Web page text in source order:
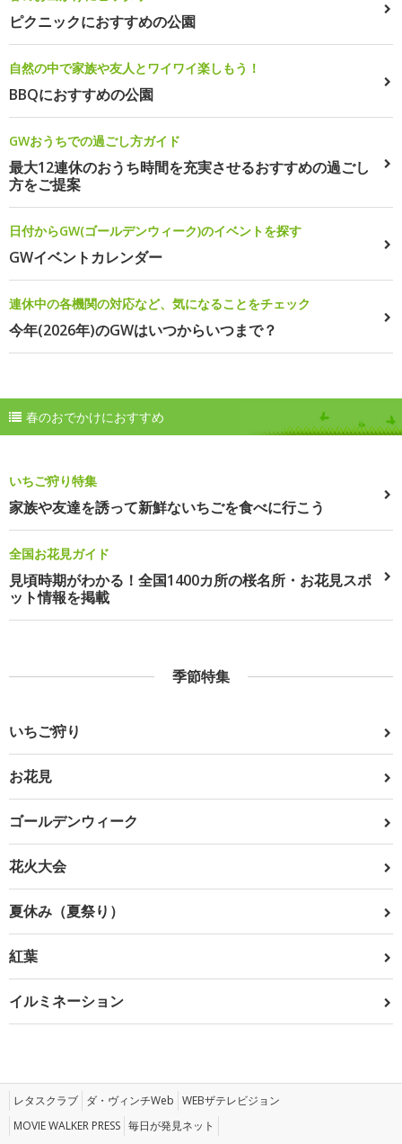
ピクニックにおすすめの公園
自然の中で家族や友人とワイワイ楽しもう！
BBQにおすすめの公園
GWおうちでの過ごし方ガイド
最大12連休のおうち時間を充実させるおすすめの過ごし
方をご提案
日付からGW(ゴールデンウィーク)のイベントを探す
GWイベントカレンダー
連休中の各機関の対応など、気になることをチェック
今年(2026年)のGWはいつからいつまで？
春のおでかけにおすすめ
いちご狩り特集
家族や友達を誘って新鮮ないちごを食べに行こう
全国お花見ガイド
見頃時期がわかる！全国1400カ所の桜名所・お花見スポ
ット情報を掲載
季節特集
いちご狩り
お花見
ゴールデンウィーク
花火大会
夏休み（夏祭り）
紅葉
イルミネーション
レタスクラブ ダ・ヴィンチWeb WEBザテレビジョン
MOVIE WALKER PRESS 毎日が発見ネット